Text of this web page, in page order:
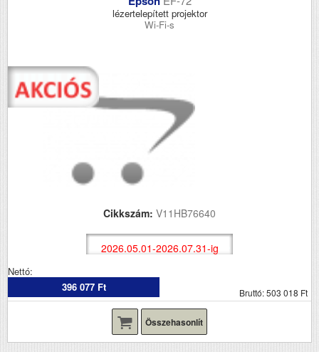
lézertelepített projektor
Wi-Fi-s
Cikkszám: V11HB76640
2026.05.01-2026.07.31-ig
Nettó:
396 077 Ft
Bruttó: 503 018 Ft
Összehasonlít